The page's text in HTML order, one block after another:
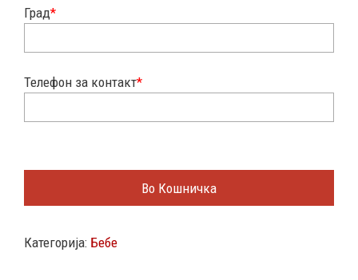
Град*
Телефон за контакт*
Во Кошничка
Категорија: Бебе